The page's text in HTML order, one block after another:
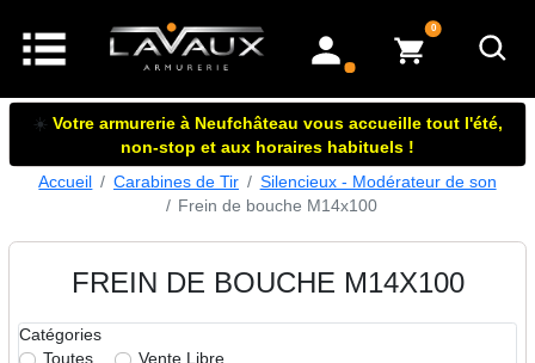
mon compte
0articles dans le panier
☀️ Votre armurerie à Neufchâteau vous accueille tout l'été,
non-stop et aux horaires habituels !
Accueil
Carabines de Tir
Silencieux - Modérateur de son
Frein de bouche M14x100
FREIN DE BOUCHE M14X100
Catégories
Toutes
Vente Libre